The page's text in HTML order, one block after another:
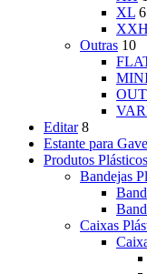
XL
XXH
Outras 10
Editar 8
Estante para
Produtos Plásticos
Bandejas
Caixas